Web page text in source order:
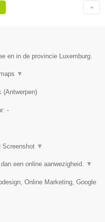
en in de provincie Luxemburg.
▼
(Antwerpen)
-
Screenshot ▼
een online aanwezigheid. ▼
Online Marketing, Google